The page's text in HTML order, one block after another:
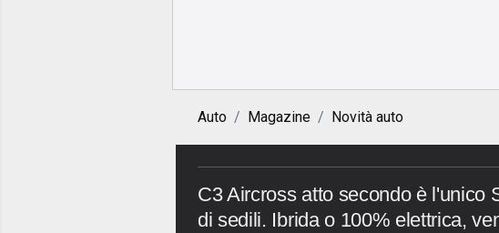
Auto Magazine Novità auto
C3 Aircross atto secondo è l'unico
di sedili. Ibrida o 100% elettrica,